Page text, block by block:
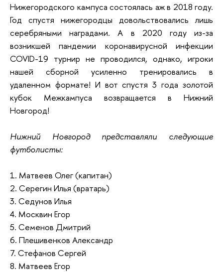
Нижегородского кампуса состоялась аж в 2018 году.
Год спустя нижегородцы довольствовались лишь
серебряными наградами. А в 2020 году из-за
возникшей пандемии коронавирусной инфекции
COVID-19 турнир не проводился, однако, игроки
нашей сборной усиленно тренировались в
удаленном формате! И вот спустя 3 года золотой
кубок Межкампуса возвращается в Нижний
Новгород!
Нижний Новгород представляли следующие
футболисты:
1. Матвеев Олег (капитан)
2. Серегин Илья (вратарь)
3. Седунов Илья
4. Москвин Егор
5. Семенов Дмитрий
6. Плешивенков Александр
7. Стефанов Сергей
8. Матвеев Егор